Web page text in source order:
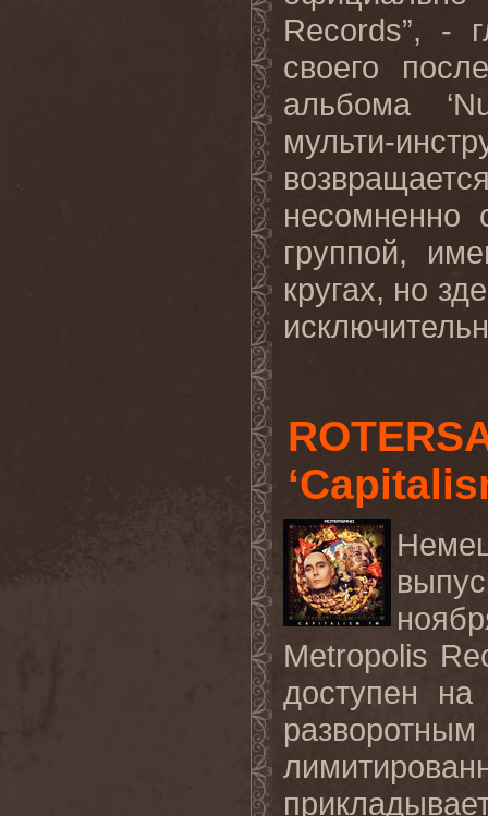
Records”, -
своего
альбома ‘
мульти-
несомненно
группой,
кругах, но
Metropolis
доступен